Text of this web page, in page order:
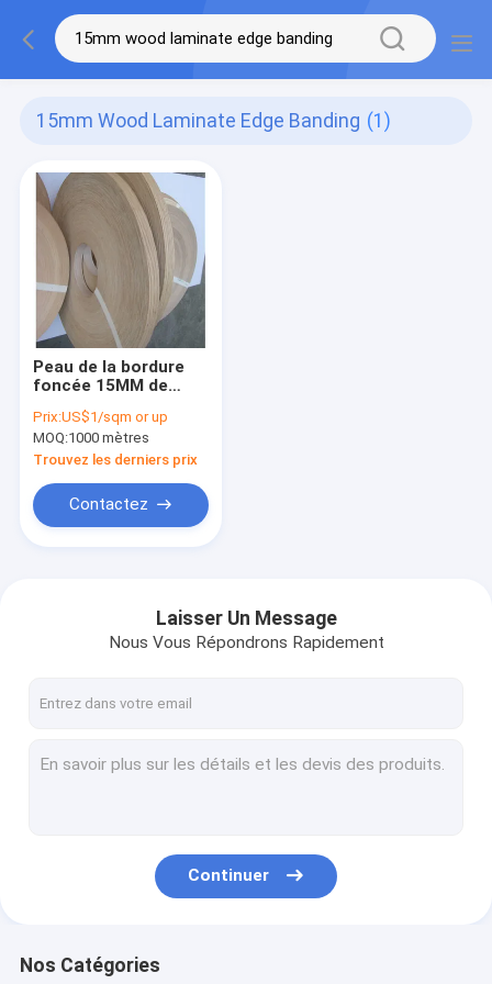
15mm Wood Laminate Edge Banding (1)
Peau de la bordure
foncée 15MM de
ISO9001 et coller les
bandes en bois de
placage
Prix:US$1/sqm or up
MOQ:1000 mètres
Trouvez les derniers prix
Contactez
Laisser Un Message
Nous Vous Répondrons Rapidement
Continuer
Nos Catégories